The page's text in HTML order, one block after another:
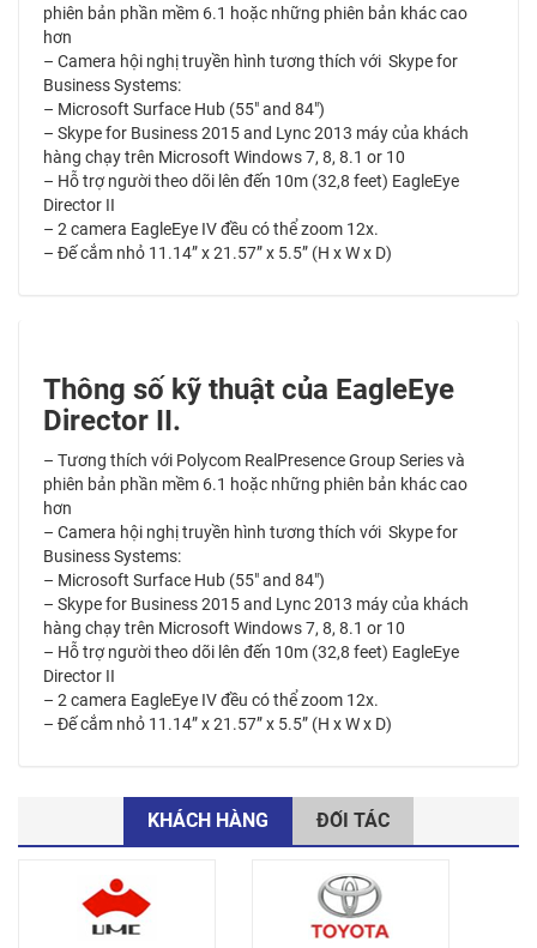
phiên bản phần mềm 6.1 hoặc những phiên bản khác cao
hơn
– Camera hội nghị truyền hình tương thích với Skype for
Business Systems:
– Microsoft Surface Hub (55″ and 84″)
– Skype for Business 2015 and Lync 2013 máy của khách
hàng chạy trên Microsoft Windows 7, 8, 8.1 or 10
– Hỗ trợ người theo dõi lên đến 10m (32,8 feet) EagleEye
Director II
– 2 camera EagleEye IV đều có thể zoom 12x.
– Đế cắm nhỏ 11.14” x 21.57” x 5.5” (H x W x D)
Thông số kỹ thuật của EagleEye
Director II.
– Tương thích với Polycom RealPresence Group Series và
phiên bản phần mềm 6.1 hoặc những phiên bản khác cao
hơn
– Camera hội nghị truyền hình tương thích với Skype for
Business Systems:
– Microsoft Surface Hub (55″ and 84″)
– Skype for Business 2015 and Lync 2013 máy của khách
hàng chạy trên Microsoft Windows 7, 8, 8.1 or 10
– Hỗ trợ người theo dõi lên đến 10m (32,8 feet) EagleEye
Director II
– 2 camera EagleEye IV đều có thể zoom 12x.
– Đế cắm nhỏ 11.14” x 21.57” x 5.5” (H x W x D)
KHÁCH HÀNG ĐỐI TÁC